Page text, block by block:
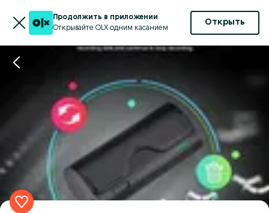
Продолжить в приложении
Открывайте OLX одним касанием
Открыть